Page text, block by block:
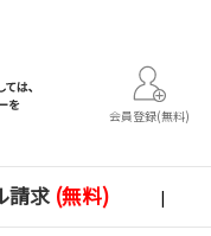
会員登録(無料)
請求 (無料) |